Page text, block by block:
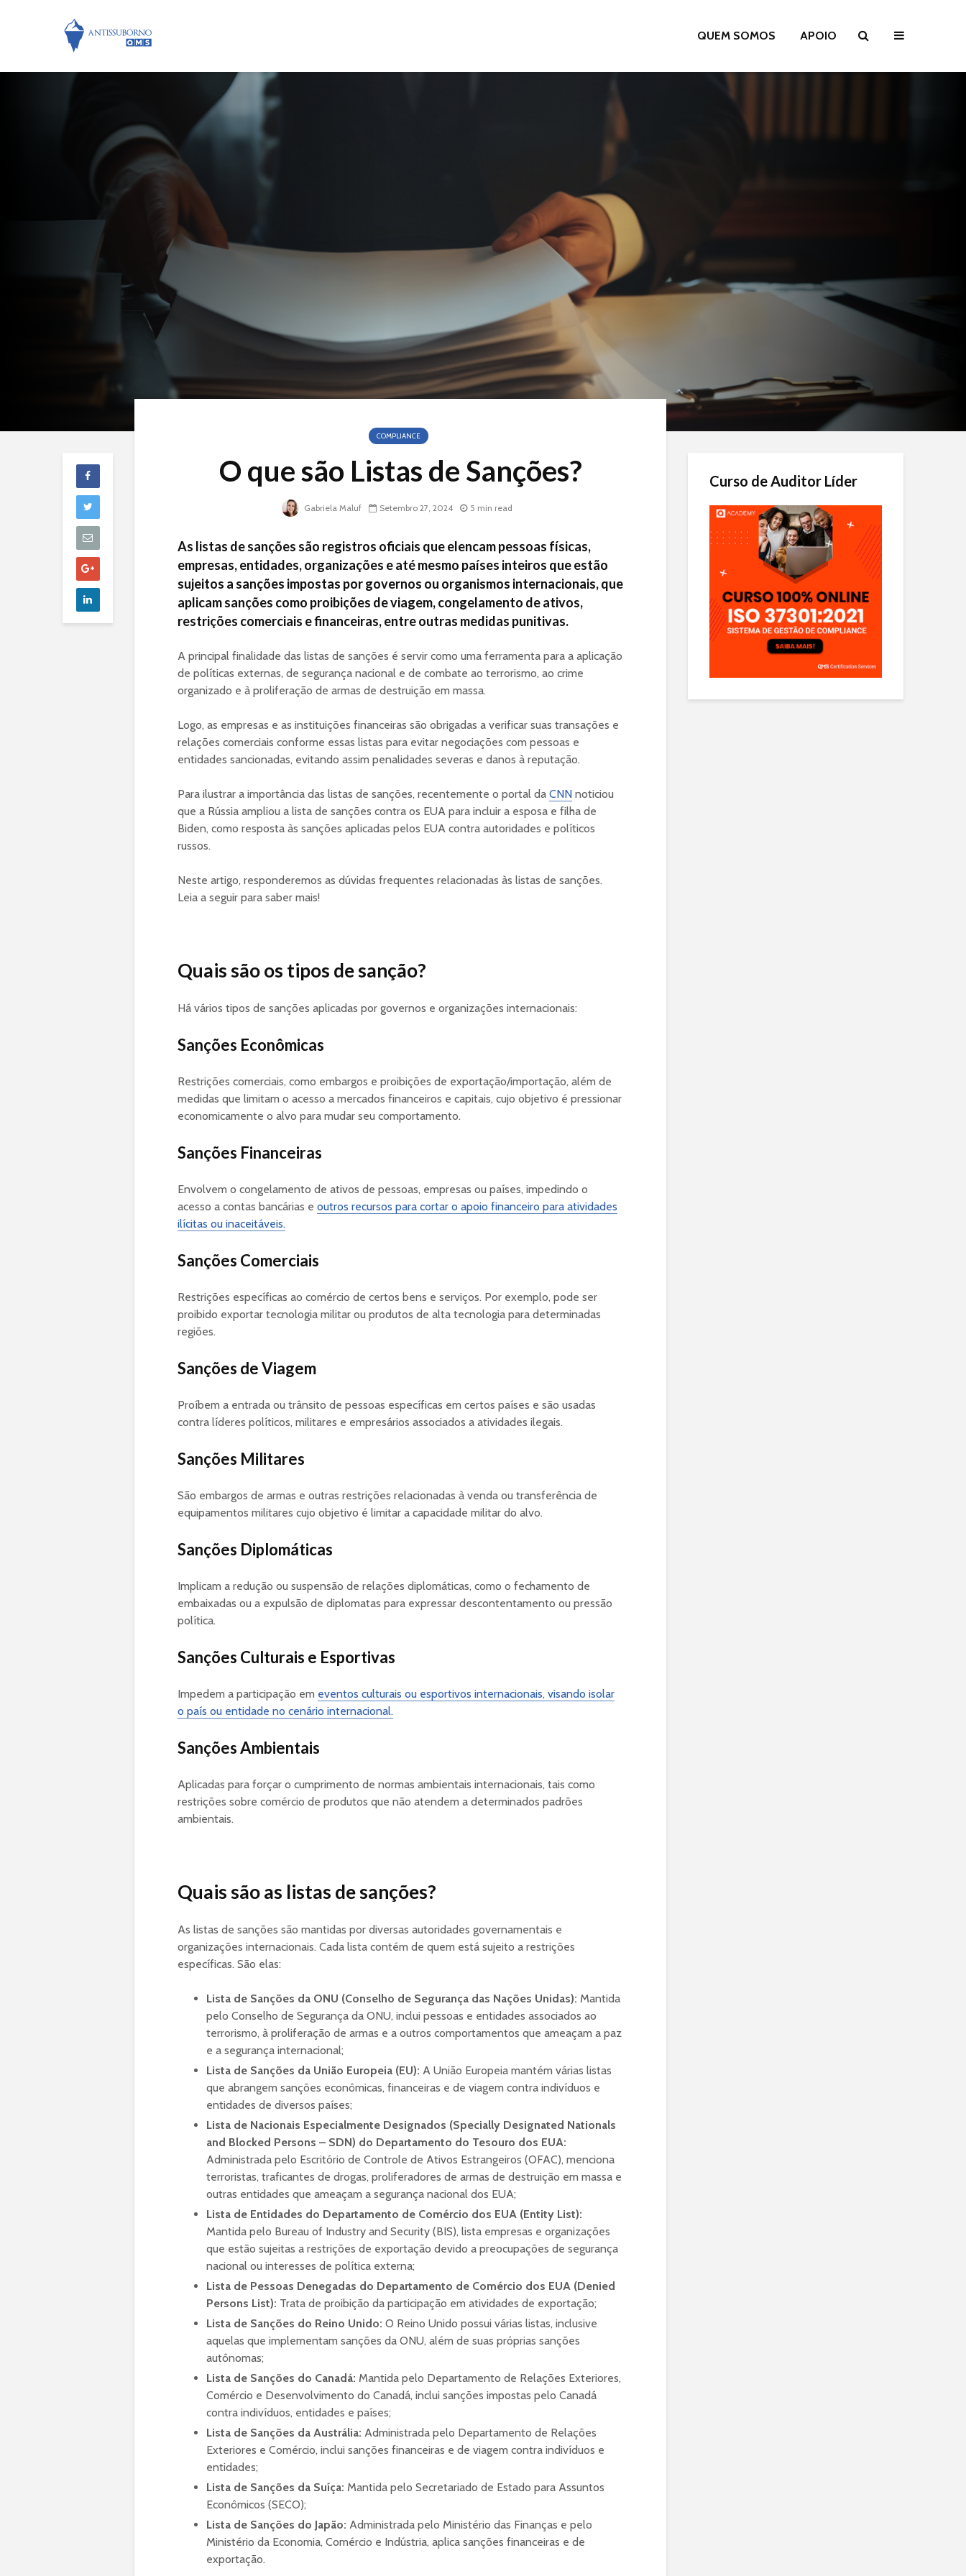
QUEM SOMOS APOIO
COMPLIANCE
O que são Listas de Sanções?
Gabriela Maluf Setembro 27, 2024 5 min read
As listas de sanções são registros oficiais que elencam pessoas físicas,
empresas, entidades, organizações e até mesmo países inteiros que estão
sujeitos a sanções impostas por governos ou organismos internacionais, que
aplicam sanções como proibições de viagem, congelamento de ativos,
restrições comerciais e financeiras, entre outras medidas punitivas.
A principal finalidade das listas de sanções é servir como uma ferramenta para a aplicação
de políticas externas, de segurança nacional e de combate ao terrorismo, ao crime
organizado e à proliferação de armas de destruição em massa.
Logo, as empresas e as instituições financeiras são obrigadas a verificar suas transações e
relações comerciais conforme essas listas para evitar negociações com pessoas e
entidades sancionadas, evitando assim penalidades severas e danos à reputação.
Para ilustrar a importância das listas de sanções, recentemente o portal da CNN noticiou
que a Rússia ampliou a lista de sanções contra os EUA para incluir a esposa e filha de
Biden, como resposta às sanções aplicadas pelos EUA contra autoridades e políticos
russos.
Neste artigo, responderemos as dúvidas frequentes relacionadas às listas de sanções.
Leia a seguir para saber mais!
Quais são os tipos de sanção?
Há vários tipos de sanções aplicadas por governos e organizações internacionais:
Sanções Econômicas
Restrições comerciais, como embargos e proibições de exportação/importação, além de
medidas que limitam o acesso a mercados financeiros e capitais, cujo objetivo é pressionar
economicamente o alvo para mudar seu comportamento.
Sanções Financeiras
Envolvem o congelamento de ativos de pessoas, empresas ou países, impedindo o
acesso a contas bancárias e outros recursos para cortar o apoio financeiro para atividades
ilícitas ou inaceitáveis.
Sanções Comerciais
Restrições específicas ao comércio de certos bens e serviços. Por exemplo, pode ser
proibido exportar tecnologia militar ou produtos de alta tecnologia para determinadas
regiões.
Sanções de Viagem
Proíbem a entrada ou trânsito de pessoas específicas em certos países e são usadas
contra líderes políticos, militares e empresários associados a atividades ilegais.
Sanções Militares
São embargos de armas e outras restrições relacionadas à venda ou transferência de
equipamentos militares cujo objetivo é limitar a capacidade militar do alvo.
Sanções Diplomáticas
Implicam a redução ou suspensão de relações diplomáticas, como o fechamento de
embaixadas ou a expulsão de diplomatas para expressar descontentamento ou pressão
política.
Sanções Culturais e Esportivas
Impedem a participação em eventos culturais ou esportivos internacionais, visando isolar
o país ou entidade no cenário internacional.
Sanções Ambientais
Aplicadas para forçar o cumprimento de normas ambientais internacionais, tais como
restrições sobre comércio de produtos que não atendem a determinados padrões
ambientais.
Quais são as listas de sanções?
As listas de sanções são mantidas por diversas autoridades governamentais e
organizações internacionais. Cada lista contém de quem está sujeito a restrições
específicas. São elas:
Lista de Sanções da ONU (Conselho de Segurança das Nações Unidas): Mantida
pelo Conselho de Segurança da ONU, inclui pessoas e entidades associados ao
terrorismo, à proliferação de armas e a outros comportamentos que ameaçam a paz
e a segurança internacional;
Lista de Sanções da União Europeia (EU): A União Europeia mantém várias listas
que abrangem sanções econômicas, financeiras e de viagem contra indivíduos e
entidades de diversos países;
Lista de Nacionais Especialmente Designados (Specially Designated Nationals
and Blocked Persons – SDN) do Departamento do Tesouro dos EUA:
Administrada pelo Escritório de Controle de Ativos Estrangeiros (OFAC), menciona
terroristas, traficantes de drogas, proliferadores de armas de destruição em massa e
outras entidades que ameaçam a segurança nacional dos EUA;
Lista de Entidades do Departamento de Comércio dos EUA (Entity List):
Mantida pelo Bureau of Industry and Security (BIS), lista empresas e organizações
que estão sujeitas a restrições de exportação devido a preocupações de segurança
nacional ou interesses de política externa;
Lista de Pessoas Denegadas do Departamento de Comércio dos EUA (Denied
Persons List): Trata de proibição da participação em atividades de exportação;
Lista de Sanções do Reino Unido: O Reino Unido possui várias listas, inclusive
aquelas que implementam sanções da ONU, além de suas próprias sanções
autônomas;
Lista de Sanções do Canadá: Mantida pelo Departamento de Relações Exteriores,
Comércio e Desenvolvimento do Canadá, inclui sanções impostas pelo Canadá
contra indivíduos, entidades e países;
Lista de Sanções da Austrália: Administrada pelo Departamento de Relações
Exteriores e Comércio, inclui sanções financeiras e de viagem contra indivíduos e
entidades;
Lista de Sanções da Suíça: Mantida pelo Secretariado de Estado para Assuntos
Econômicos (SECO);
Lista de Sanções do Japão: Administrada pelo Ministério das Finanças e pelo
Ministério da Economia, Comércio e Indústria, aplica sanções financeiras e de
exportação.
Curso de Auditor Líder